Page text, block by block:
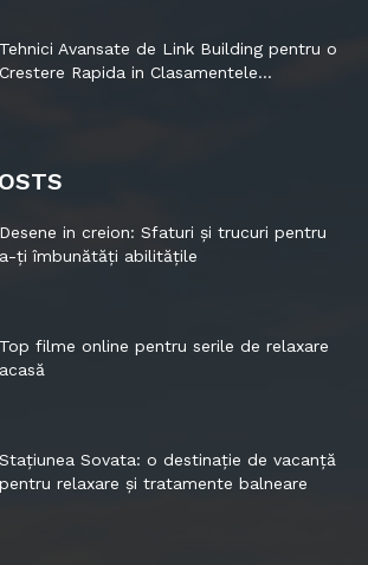
Tehnici Avansate de Link Building pentru o
Crestere Rapida in Clasamentele...
Desene in creion: Sfaturi și trucuri pentru
a-ți îmbunătăți abilitățile
Top filme online pentru serile de relaxare
acasă
Stațiunea Sovata: o destinație de vacanță
pentru relaxare și tratamente balneare